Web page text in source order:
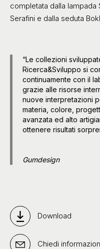
completata dalla lampada
Serafini e dalla seduta
“Le collezioni
Ricerca&Sviluppo si
continuamente con il
grazie alle risorse
nuove interpretazioni
materia, colore,
avanzata ed alto
ottenere risultati
Gumdesign
Download
Chiedi